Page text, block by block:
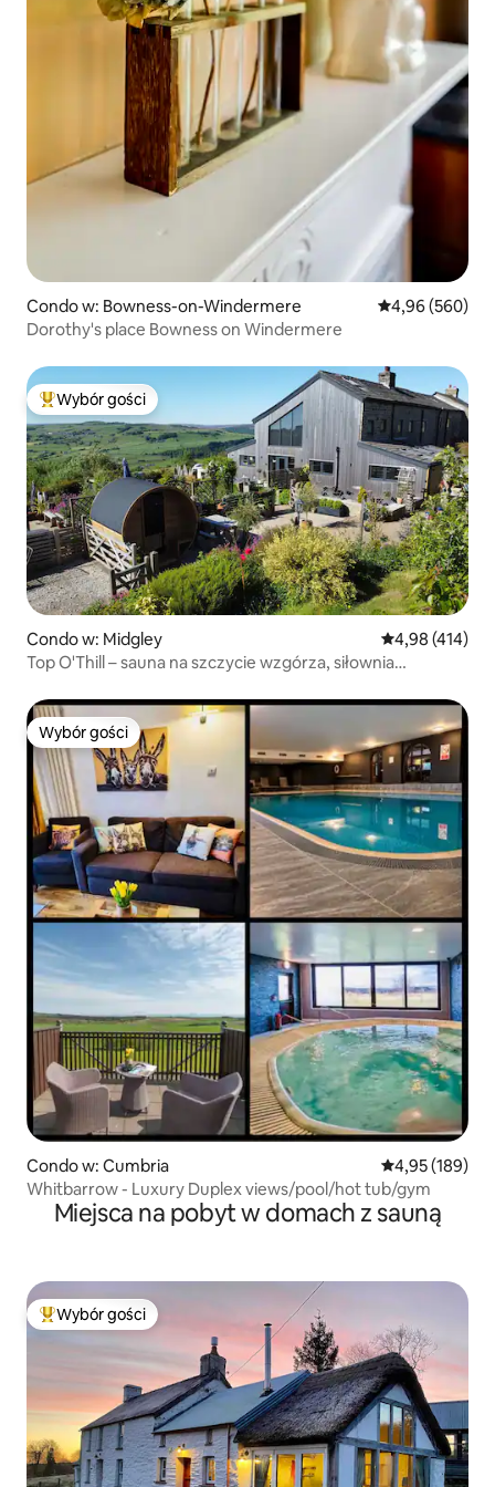
Condo w: Bowness-on-Windermere Średnia
4,96 (560)
Dorothy's place Bowness on Windermere
Najpopularniejsze z kategorii Wybór gości
Wybór gości
Condo w: Midgley Średnia
4,98 (414)
Top O'Thill – sauna na szczycie wzgórza, siłownia
Wybór gości
Wybór gości
Condo w: Cumbria Średnia
4,95 (189)
Whitbarrow - Luxury Duplex views/pool/hot tub/gym
Miejsca na pobyt w domach z sauną
Najpopularniejsze z kategorii Wybór gości
Wybór gości